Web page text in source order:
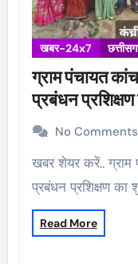
खबर-24x7
ग्राम पंचायत
प्रबंधन
No Comments
खबर शेयर करें.. ग्राम पंचायत कांचरी में सब्जी खेती एवं नर्सरी
प्रबंधन प्रशिक्षण
Read More